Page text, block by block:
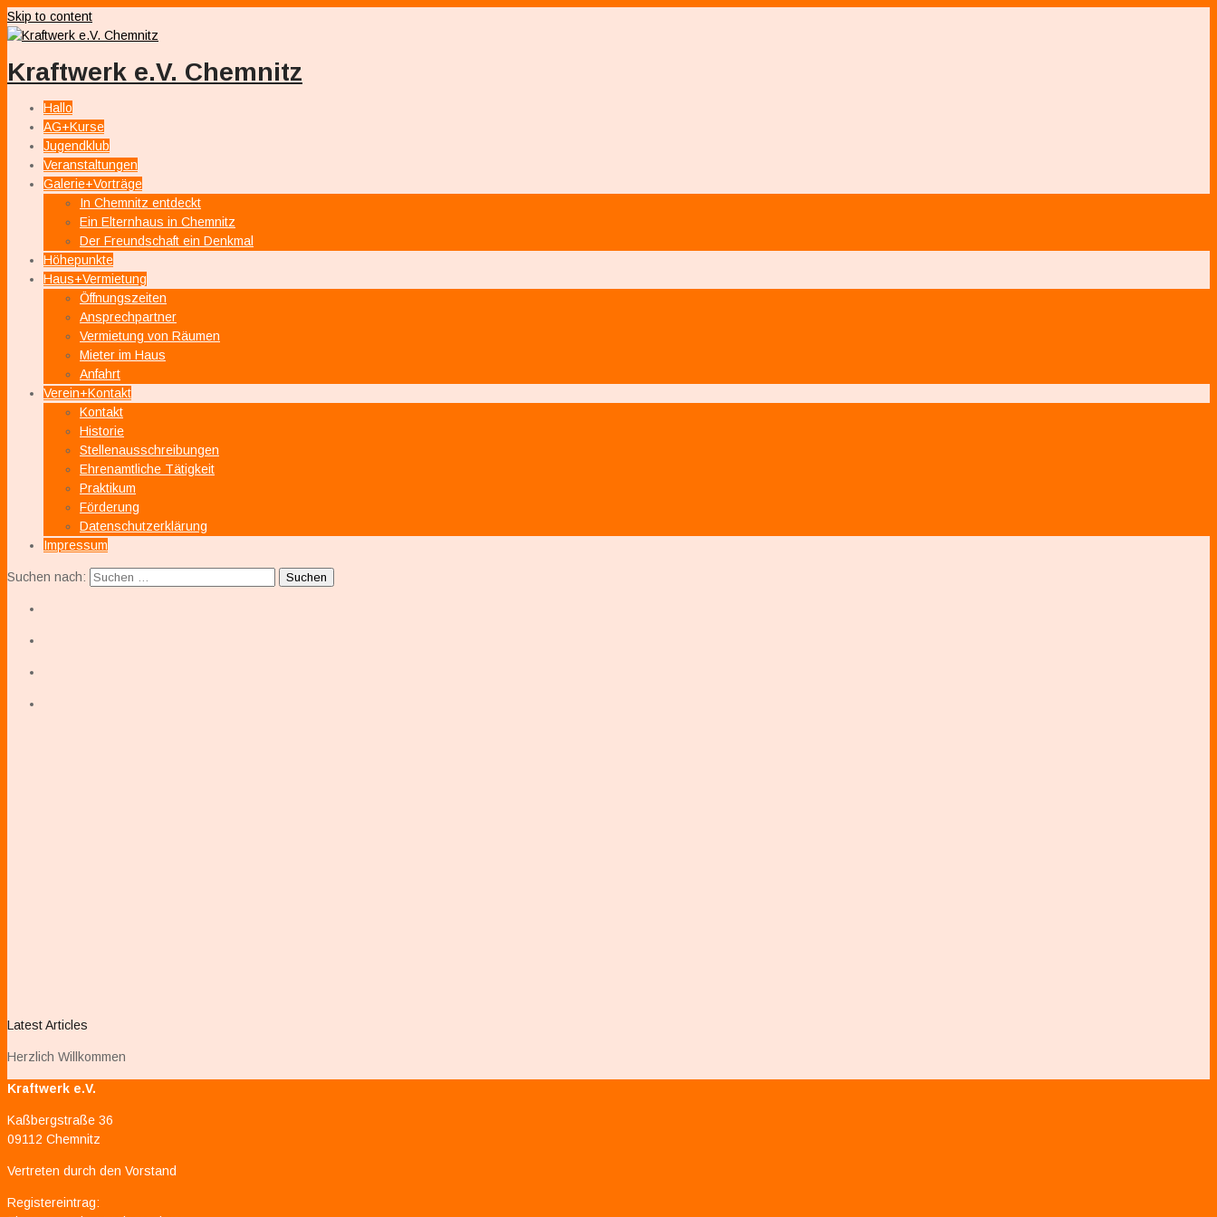
Skip to content
Kraftwerk e.V. Chemnitz
Hallo
AG+Kurse
Jugendklub
Veranstaltungen
Galerie+Vorträge
In Chemnitz entdeckt
Ein Elternhaus in Chemnitz
Der Freundschaft ein Denkmal
Höhepunkte
Haus+Vermietung
Öffnungszeiten
Ansprechpartner
Vermietung von Räumen
Mieter im Haus
Anfahrt
Verein+Kontakt
Kontakt
Historie
Stellenausschreibungen
Ehrenamtliche Tätigkeit
Praktikum
Förderung
Datenschutzerklärung
Impressum
Suchen nach:
Latest Articles
Herzlich Willkommen
Kraftwerk e.V.
Kaßbergstraße 36
09112 Chemnitz
Vertreten durch den Vorstand
Registereintrag: